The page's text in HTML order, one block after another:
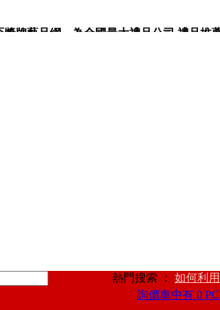
牌藝品網 為全國最大禮品公司,禮品推
品,禮品小物,高級禮品,禮品網站。
熱門搜索 ： 如何利
詢價車中有 0